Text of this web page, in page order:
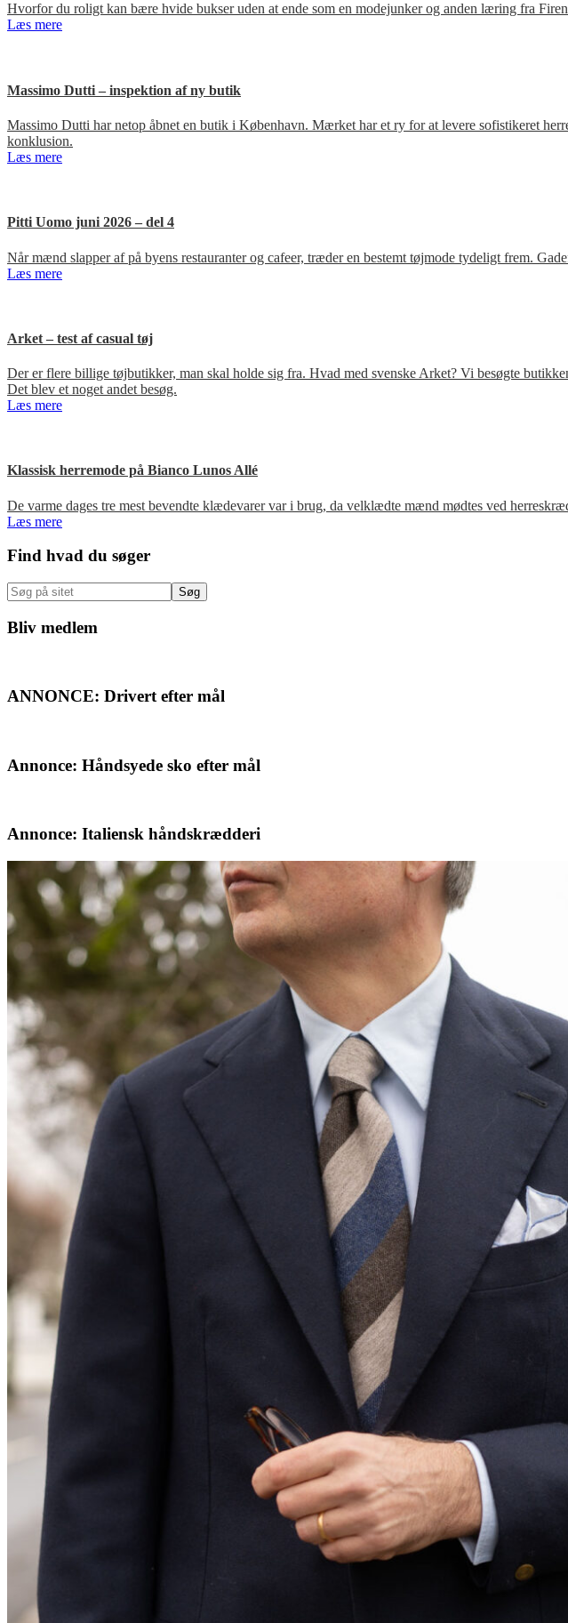
Hvorfor du roligt kan bære hvide bukser uden at ende som en modejunker og anden læring fra
Læs mere
Massimo Dutti – inspektion af ny butik
Massimo Dutti har netop åbnet en butik i København. Mærket har et ry for at levere sofistikeret
konklusion.
Læs mere
Pitti Uomo juni 2026 – del 4
Når mænd slapper af på byens restauranter og cafeer, træder en bestemt tøjmode tydeligt frem.
Læs mere
Arket – test af casual tøj
Der er flere billige tøjbutikker, man skal holde sig fra. Hvad med svenske Arket? Vi besøgte
Det blev et noget andet besøg.
Læs mere
Klassisk herremode på Bianco Lunos Allé
De varme dages tre mest bevendte klædevarer var i brug, da velklædte mænd mødtes ved
Læs mere
Primær
Sidebar
Find hvad du søger
Søg
på
sitet
Bliv medlem
ANNONCE: Drivert efter mål
Annonce: Håndsyede sko efter mål
Annonce: Italiensk håndskrædderi